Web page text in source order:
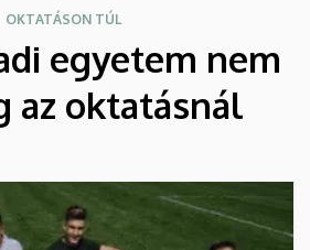
OKTATÁSON TÚL
egyetem nem
az oktatásnál